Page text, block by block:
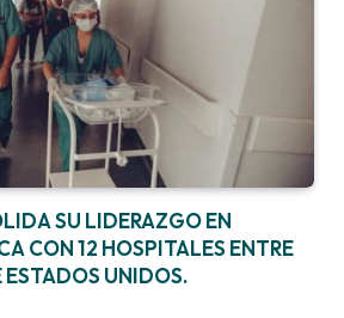
SU LIDERAZGO EN
CON 12 HOSPITALES ENTRE
ESTADOS UNIDOS.